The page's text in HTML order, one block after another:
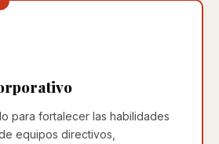
para fortalecer las habilidades
equipos directivos,